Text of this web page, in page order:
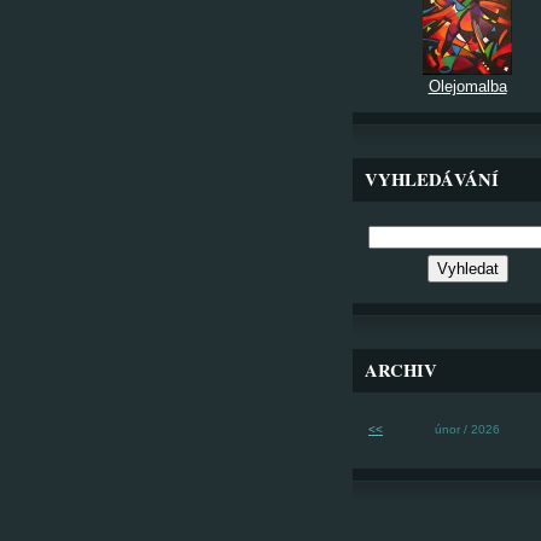
Olejomalba
VYHLEDÁVÁNÍ
ARCHIV
<< únor / 2026